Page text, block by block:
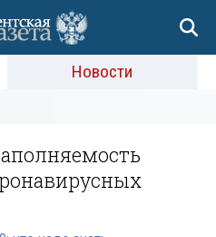
Новости